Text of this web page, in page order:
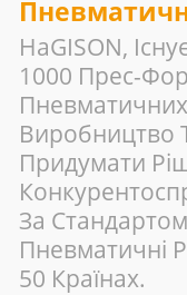
НаGISON,
1000 Прес-
Пневматичних
Виробництво
Придумати
За Стандартом
Пневматичні
50 Країнах.